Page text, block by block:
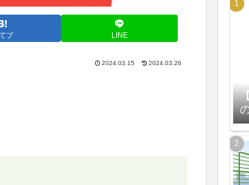
ブ LINE
2024.03.15 2024.03.26